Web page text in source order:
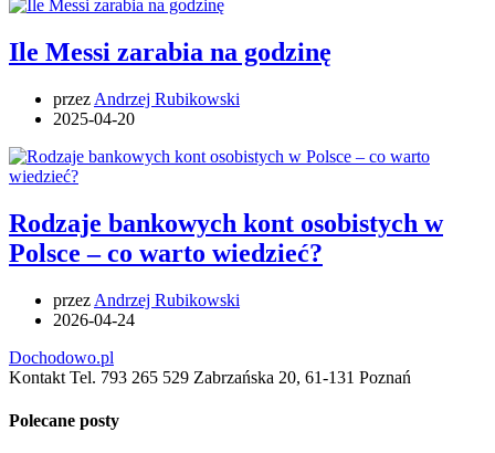
Ile Messi zarabia na godzinę
przez Andrzej Rubikowski
2025-04-20
Rodzaje bankowych kont osobistych w
Polsce – co warto wiedzieć?
przez Andrzej Rubikowski
2026-04-24
Dochodowo.pl
Kontakt Tel. 793 265 529 Zabrzańska 20, 61-131 Poznań
Polecane posty